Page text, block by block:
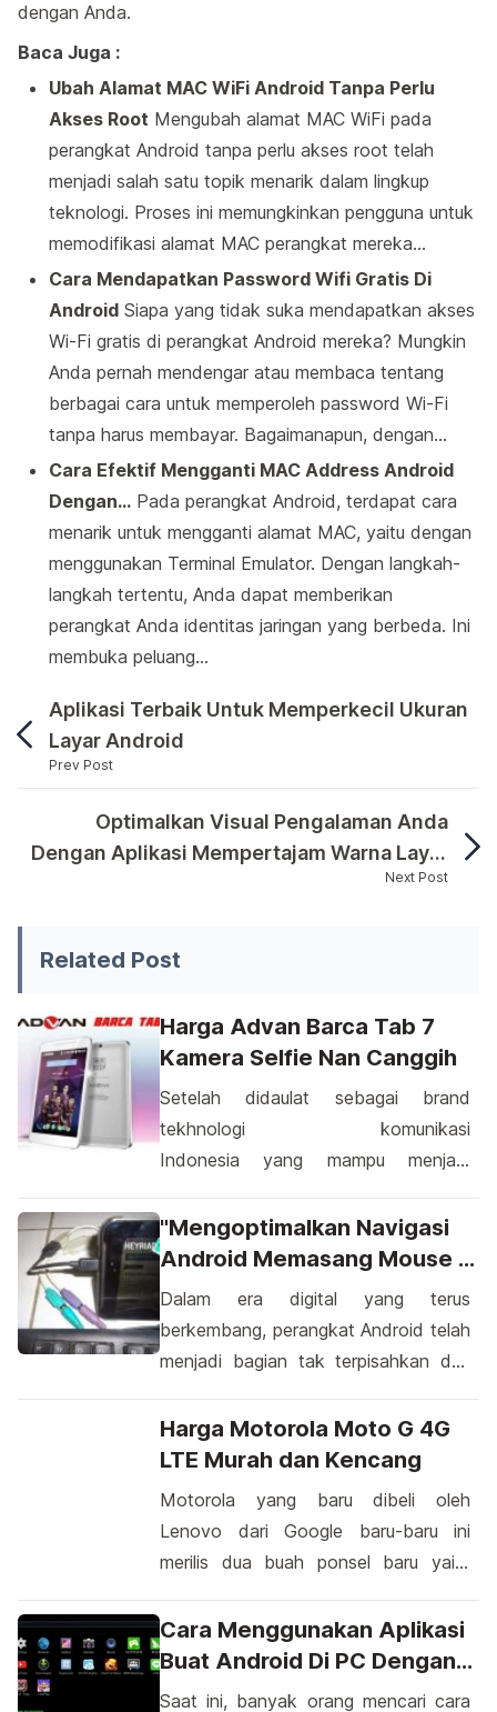
dengan Anda.
Baca Juga :
Ubah Alamat MAC WiFi Android Tanpa Perlu
Akses Root Mengubah alamat MAC WiFi pada
perangkat Android tanpa perlu akses root telah
menjadi salah satu topik menarik dalam lingkup
teknologi. Proses ini memungkinkan pengguna untuk
memodifikasi alamat MAC perangkat mereka…
Cara Mendapatkan Password Wifi Gratis Di
Android Siapa yang tidak suka mendapatkan akses
Wi-Fi gratis di perangkat Android mereka? Mungkin
Anda pernah mendengar atau membaca tentang
berbagai cara untuk memperoleh password Wi-Fi
tanpa harus membayar. Bagaimanapun, dengan…
Cara Efektif Mengganti MAC Address Android
Dengan… Pada perangkat Android, terdapat cara
menarik untuk mengganti alamat MAC, yaitu dengan
menggunakan Terminal Emulator. Dengan langkah-
langkah tertentu, Anda dapat memberikan
perangkat Anda identitas jaringan yang berbeda. Ini
membuka peluang…
Aplikasi Terbaik Untuk Memperkecil Ukuran
Layar Android
Prev Post
Saat berada dalam lingkungan yang penuh
Optimalkan Visual Pengalaman Anda
Dengan Aplikasi Mempertajam Warna Layar
Android
Next Post
Related Post
Harga Advan Barca Tab 7
Kamera Selfie Nan Canggih
Setelah didaulat sebagai brand
tekhnologi komunikasi
Indonesia yang mampu menjadi
sepak bola terbaik di dunia yakni FC
Barcelona. Kini Advan akan rupanya
hasil rancangan terbarunya yang
diberi konsep Advan Barca. Jika
sebelumnya kita telah mengulas
kali ini penulis akan membahas
tentang Advan Barca […]
"Mengoptimalkan Navigasi
Android Memasang Mouse Di
Perangkat Android Anda"
Dalam era digital yang terus
berkembang, perangkat Android telah
menjadi bagian tak terpisahkan dari
bahwa sekarang Anda dapat
mengintegrasikan mouse dengan
mouse di Android adalah salah satu
cara untuk meningkatkan
kenyamanan dan produktivitas saat
Dengan langkah-langkah yang
sederhana, Anda dapat menjelajahi
dunia digital […]
Harga Motorola Moto G 4G
LTE Murah dan Kencang
Motorola yang baru dibeli oleh
Lenovo dari Google baru-baru ini
merilis dua buah ponsel baru yaitu
Walau kedua smartphone ini akan
ditujukan untuk konsumen pasar
Cara Menggunakan Aplikasi
Buat Android Di PC Dengan
Efisien
Saat ini, banyak orang mencari cara